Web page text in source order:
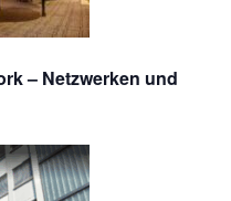
– Netzwerken und